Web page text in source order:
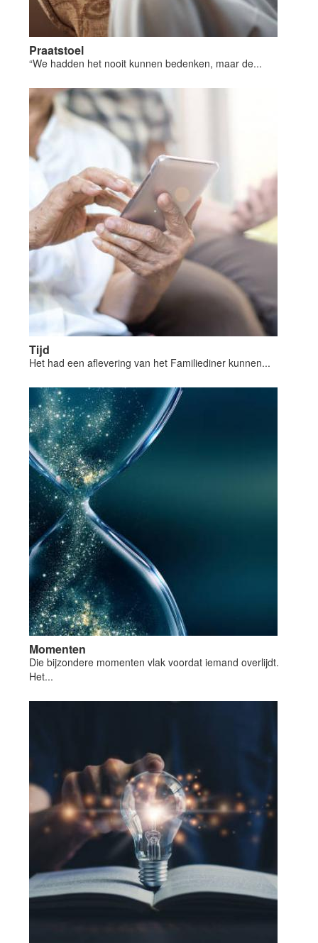
Praatstoel
“We hadden het nooit kunnen bedenken, maar de...
Tijd
Het had een aflevering van het Familiediner kunnen...
Momenten
Die bijzondere momenten vlak voordat iemand overlijdt.
Het...